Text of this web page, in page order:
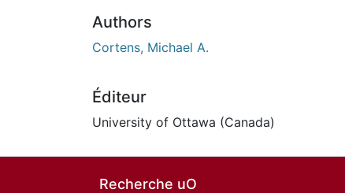
Authors
Cortens, Michael A.
Éditeur
University of Ottawa (Canada)
Recherche uO